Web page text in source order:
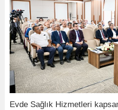
Evde Sağlık Hizmetleri